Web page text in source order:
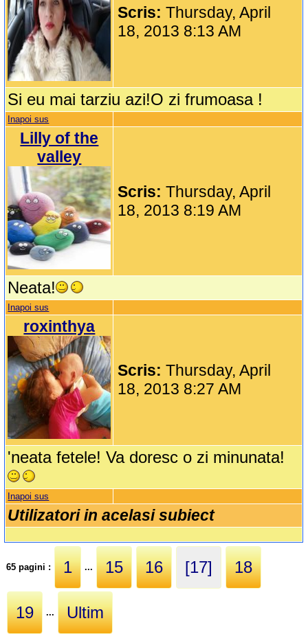
Scris:Thursday, April
18, 2013 8:13 AM
Si eu mai tarziu azi!O zi frumoasa !
Inapoi sus
Lilly of the
valley
Scris:Thursday, April
18, 2013 8:19 AM
Neata!
Inapoi sus
roxinthya
Scris:Thursday, April
18, 2013 8:27 AM
'neata fetele! Va doresc o zi minunata!
Inapoi sus
Utilizatori in acelasi subiect
65 pagini : 1 ... 15 16 [17] 18
19 ... Ultim